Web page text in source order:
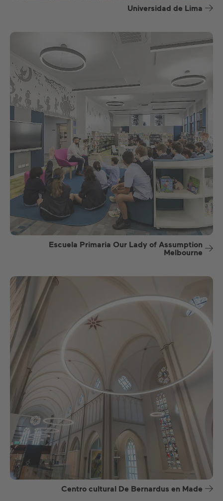
Universidad de Lima
Escuela Primaria Our Lady of Assumption
Melbourne
Centro cultural De Bernardus en Made